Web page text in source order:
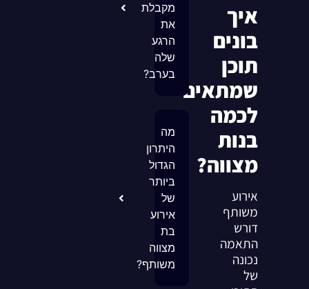
איך
בונים
תוכן
שמתאים
לכמה
בנות
מצווה?
אירוע
משותף
דורש
התאמה
נכונה
של
מקבלת
את
הרגע
שלה
בערב?
מה
היתרון
הגדול
ביותר
של
אירוע
בת
מצווה
משותף?